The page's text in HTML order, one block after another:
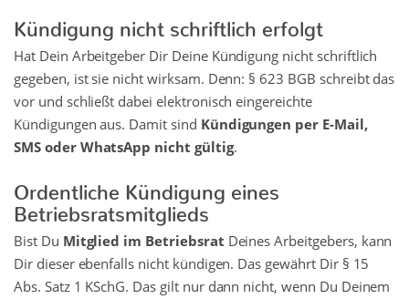
Kündigung nicht schriftlich erfolgt
Hat Dein Arbeitgeber Dir Deine Kündigung nicht schriftlich
gegeben, ist sie nicht wirksam. Denn: § 623 BGB schreibt das
vor und schließt dabei elektronisch eingereichte
Kündigungen aus. Damit sind Kündigungen per E-Mail,
SMS oder WhatsApp nicht gültig.
Ordentliche Kündigung eines
Betriebsratsmitglieds
Bist Du Mitglied im Betriebsrat Deines Arbeitgebers, kann
Dir dieser ebenfalls nicht kündigen. Das gewährt Dir § 15
Abs. Satz 1 KSchG. Das gilt nur dann nicht, wenn Du Deinem